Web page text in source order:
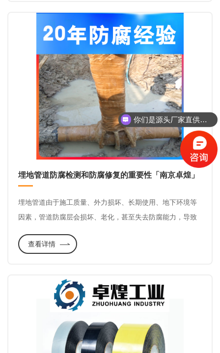
漏的危害。
埋地管道防腐检测和防腐修复的重要性「南京卓煌」
埋地管道由于施工质量、外力损坏、长期使用、地下环境等
因素，管道防腐层会损坏、老化，甚至失去防腐能力，导致
是保障埋地管道安全的有利方法。下面我们一起来了解管道
查看详情
你们是源头厂家直供吗？